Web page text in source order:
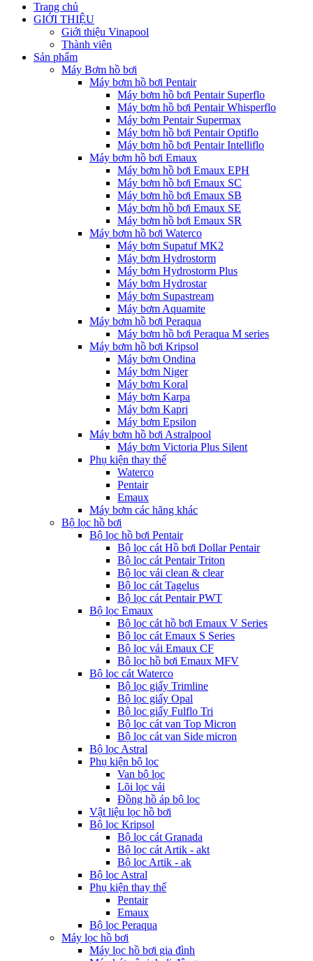
Trang chủ
GIỚI THIỆU
Giới thiệu Vinapool
Thành viên
Sản phẩm
Máy Bơm hồ bơi
Máy bơm hồ bơi Pentair
Máy bơm hồ bơi Pentair Superflo
Máy bơm hồ bơi Pentair Whisperflo
Máy bơm Pentair Supermax
Máy bơm hồ bơi Pentair Optiflo
Máy bơm hồ bơi Pentair Intelliflo
Máy bơm hồ bơi Emaux
Máy bơm hồ bơi Emaux EPH
Máy bơm hồ bơi Emaux SC
Máy bơm hồ bơi Emaux SB
Máy bơm hồ bơi Emaux SE
Máy bơm hồ bơi Emaux SR
Máy bơm hồ bơi Waterco
Máy bơm Supatuf MK2
Máy bơm Hydrostorm
Máy bơm Hydrostorm Plus
Máy bơm Hydrostar
Máy bơm Supastream
Máy bơm Aquamite
Máy bơm hồ bơi Peraqua
Máy bơm hồ bơi Peraqua M series
Máy bơm hồ bơi Kripsol
Máy bơm Ondina
Máy bơm Niger
Máy bơm Koral
Máy bơm Karpa
Máy bơm Kapri
Máy bơm Epsilon
Máy bơm hồ bơi Astralpool
Máy bơm Victoria Plus Silent
Phụ kiện thay thế
Waterco
Pentair
Emaux
Máy bơm các hãng khác
Bộ lọc hồ bơi
Bộ lọc hồ bơi Pentair
Bộ lọc cát Hồ bơi Dollar Pentair
Bộ lọc cát Pentair Triton
Bộ lọc vải clean & clear
Bộ lọc cát Tagelus
Bộ lọc cát Pentair PWT
Bộ lọc Emaux
Bộ lọc cát hồ bơi Emaux V Series
Bộ lọc cát Emaux S Series
Bộ lọc vải Emaux CF
Bô lọc hồ bơi Emaux MFV
Bộ lọc cát Waterco
Bộ lọc giấy Trimline
Bộ lọc giấy Opal
Bộ lọc giấy Fulflo Tri
Bộ lọc cát van Top Micron
Bộ lọc cát van Side micron
Bộ lọc Astral
Phụ kiện bộ lọc
Van bộ lọc
Lõi lọc vải
Đồng hồ áp bộ lọc
Vật liệu lọc hồ bơi
Bộ lọc Kripsol
Bộ lọc cát Granada
Bộ lọc cát Artik - akt
Bộ lọc Artik - ak
Bộ lọc Astral
Phụ kiện thay thế
Pentair
Emaux
Bộ lọc Peraqua
Máy lọc hồ bơi
Máy lọc hồ bơi gia đình